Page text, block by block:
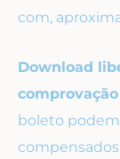
com,
Download
boleto